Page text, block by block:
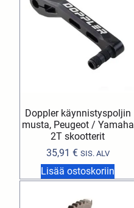
Doppler käynnistyspoljin
musta, Peugeot / Yamaha
2T skootterit
35,91 € SIS. ALV
Lisää ostoskoriin